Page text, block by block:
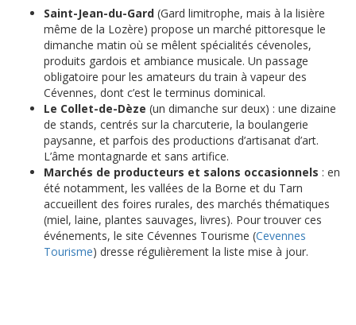
Saint-Jean-du-Gard (Gard limitrophe, mais à la lisière
même de la Lozère) propose un marché pittoresque le
dimanche matin où se mêlent spécialités cévenoles,
produits gardois et ambiance musicale. Un passage
obligatoire pour les amateurs du train à vapeur des
Cévennes, dont c’est le terminus dominical.
Le Collet-de-Dèze (un dimanche sur deux) : une dizaine
de stands, centrés sur la charcuterie, la boulangerie
paysanne, et parfois des productions d’artisanat d’art.
L’âme montagnarde et sans artifice.
Marchés de producteurs et salons occasionnels : en
été notamment, les vallées de la Borne et du Tarn
accueillent des foires rurales, des marchés thématiques
(miel, laine, plantes sauvages, livres). Pour trouver ces
événements, le site Cévennes Tourisme (Cevennes
Tourisme) dresse régulièrement la liste mise à jour.